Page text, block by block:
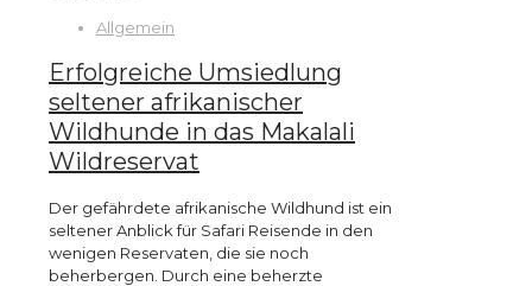
Allgemein
Erfolgreiche Umsiedlung
seltener afrikanischer
Wildhunde in das Makalali
Wildreservat
Der gefährdete afrikanische Wildhund ist ein
seltener Anblick für Safari Reisende in den
wenigen Reservaten, die sie noch
beherbergen. Durch eine beherzte